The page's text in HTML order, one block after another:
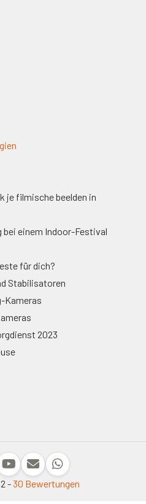
je filmische beelden in
bei einem Indoor-Festival
für dich?
Stabilisatoren
Kameras
2023
-30 Bewertungen